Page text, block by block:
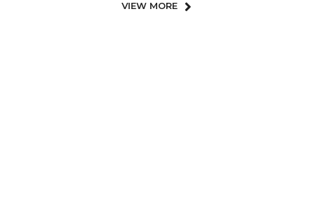
VIEW MORE